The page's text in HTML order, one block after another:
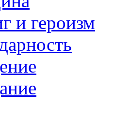
и героизм